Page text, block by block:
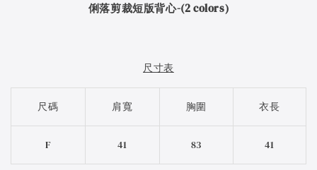
俐落剪裁短版背心-(2 colors)
尺寸表
尺碼 肩寬 胸圍 衣長
F 41 83 41